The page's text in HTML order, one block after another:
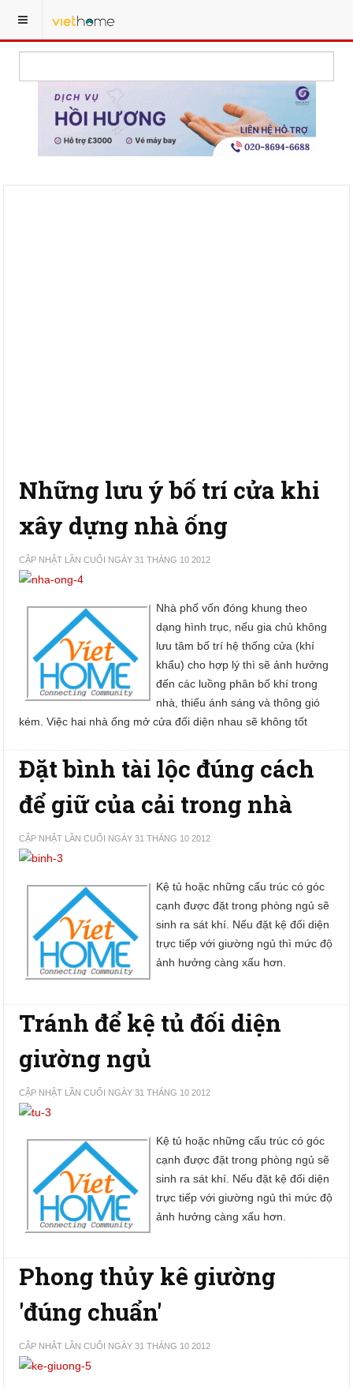
Những lưu ý bố trí cửa khi
xây dựng nhà ống
CẬP NHẬT LẦN CUỐI NGÀY 31 THÁNG 10 2012
Nhà phố vốn đóng khung theo
dạng hình trục, nếu gia chủ không
lưu tâm bố trí hệ thống cửa (khí
khẩu) cho hợp lý thì sẽ ảnh hưởng
đến các luồng phân bố khí trong
nhà, thiếu ánh sáng và thông gió
kém. Việc hai nhà ống mở cửa đối diện nhau sẽ không tốt
Đặt bình tài lộc đúng cách
để giữ của cải trong nhà
CẬP NHẬT LẦN CUỐI NGÀY 31 THÁNG 10 2012
Kệ tủ hoặc những cấu trúc có góc
cạnh được đặt trong phòng ngủ sẽ
sinh ra sát khí. Nếu đặt kệ đối diện
trực tiếp với giường ngủ thì mức độ
ảnh hưởng càng xấu hơn.
Tránh để kệ tủ đối diện
giường ngủ
CẬP NHẬT LẦN CUỐI NGÀY 31 THÁNG 10 2012
Kệ tủ hoặc những cấu trúc có góc
cạnh được đặt trong phòng ngủ sẽ
sinh ra sát khí. Nếu đặt kệ đối diện
trực tiếp với giường ngủ thì mức độ
ảnh hưởng càng xấu hơn.
Phong thủy kê giường
'đúng chuẩn'
CẬP NHẬT LẦN CUỐI NGÀY 31 THÁNG 10 2012